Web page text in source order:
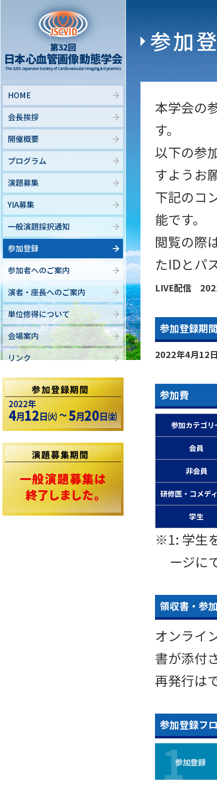
参加
本学会の
す。
以下の参
すようお
下記のコ
能です。
閲覧の際
たIDとパ
LIVE配信
参加登録期
2022年4月12
参加費
参加カテゴリ
会員
非会員
研修医・コメデ
学生
※1: 学生
ージに
領収書・参
オンライ
書が添付
再発行は
参加登録フ
HOME
会長挨拶
開催概要
プログラム
演題募集
YIA募集
一般演題採択通知
参加登録
参加者へのご案内
演者・座長へのご案内
単位修得について
会場案内
リンク